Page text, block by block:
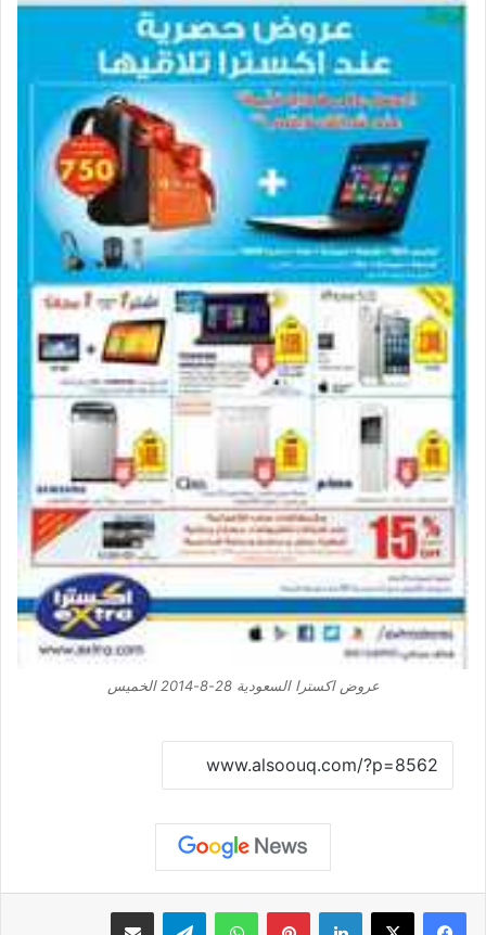
عروض اكسترا السعودية 28-8-2014 الخميس
لينكدإن بينتيريستواتساب تيلقرام مشاركة عبر البريد